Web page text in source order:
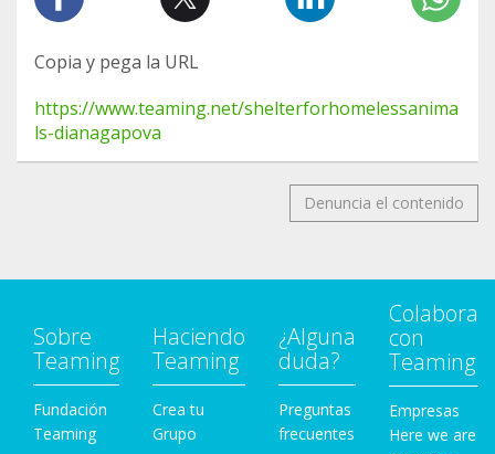
Copia y pega la URL
https://www.teaming.net/shelterforhomelessanima
ls-dianagapova
Denuncia el contenido
Sobre
Teaming
Fundación
Teaming
Haciendo
Teaming
Crea tu
Grupo
¿Alguna
duda?
Preguntas
frecuentes
Colabora
con
Teaming
Empresas
Here we are